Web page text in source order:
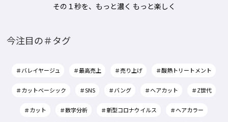
その１秒を、もっと濃く もっと楽しく
今注目の＃タグ
＃バレイヤージュ ＃最高売上 ＃売り上げ ＃酸熱トリートメント
＃カットベーシック ＃SNS ＃バング ＃ヘアカット ＃Z世代
＃カット ＃数字分析 ＃新型コロナウイルス ＃ヘアカラー